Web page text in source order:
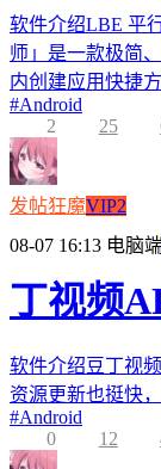
软件介绍LBE 平
师」是一款极简
内创建应用快捷
#Android
2
25
发帖狂魔VIP2
08-07 16:13 电脑
丁视频
软件介绍豆丁视
资源更新也挺快
#Android
0
12